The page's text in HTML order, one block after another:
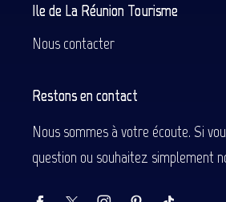
Ile de La Réunion Tourisme
Nous contacter
Restons en contact
Nous sommes à votre écoute. Si
question ou souhaitez simplement